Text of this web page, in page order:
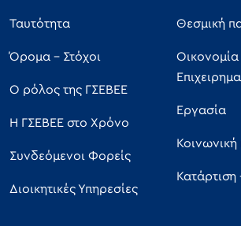
Ταυτότητα
Όρομα - Στόχοι
Ο ρόλος της ΓΣΕΒΕΕ
Η ΓΣΕΒΕΕ στο Χρόνο
Συνδεόμενοι Φορείς
Διοικητικές Υπηρεσίες
Θεσμική
Εργασία
Κοινωνική
Κατάρτιση